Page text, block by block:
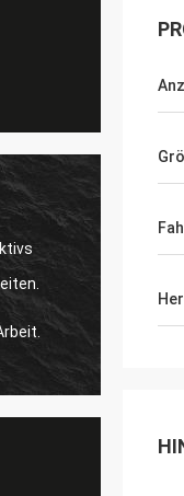
Ja, wir haben auch
begonnen, jetzt
wir sie mit
noch Fragen
wissen. Die Qualität des Displays ist
als Hersteller